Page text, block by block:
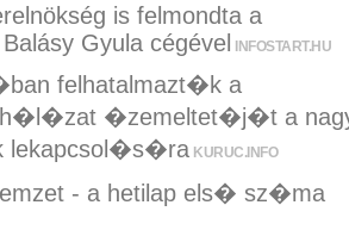
is felmondta a
Gyula cégével INFOSTART.HU
felhatalmazt�k a
h�l�zat �zemeltet�j�t a
lekapcsol�s�ra KURUC.INFO
- a hetilap els� sz�ma